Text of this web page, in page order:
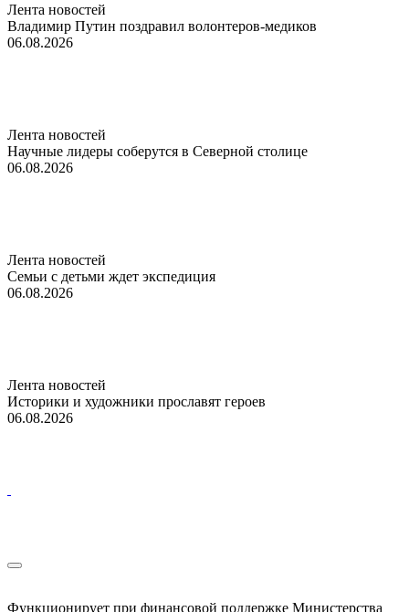
Лента новостей
Владимир Путин поздравил волонтеров-медиков
06.08.2026
Лента новостей
Научные лидеры соберутся в Северной столице
06.08.2026
Лента новостей
Семьи с детьми ждет экспедиция
06.08.2026
Лента новостей
Историки и художники прославят героев
06.08.2026
Функционирует при финансовой поддержке Министерства